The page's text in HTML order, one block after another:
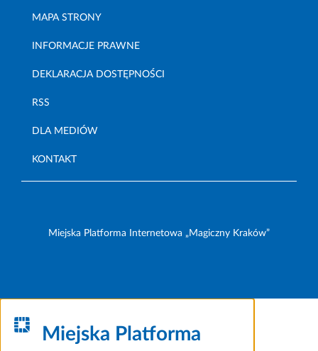
MAPA STRONY
INFORMACJE PRAWNE
DEKLARACJA DOSTĘPNOŚCI
RSS
DLA MEDIÓW
KONTAKT
Miejska Platforma Internetowa „Magiczny Kraków”
Miejska Platforma